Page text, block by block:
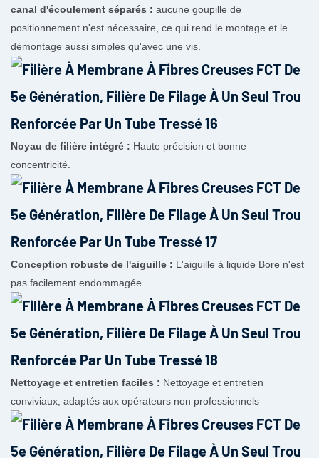
canal d'écoulement séparés : aucune goupille de
positionnement n'est nécessaire, ce qui rend le montage et le
démontage aussi simples qu'avec une vis.
Noyau de filière intégré : Haute précision et bonne
concentricité.
Conception robuste de l'aiguille : L'aiguille à liquide Bore n'est
pas facilement endommagée.
Nettoyage et entretien faciles : Nettoyage et entretien
conviviaux, adaptés aux opérateurs non professionnels